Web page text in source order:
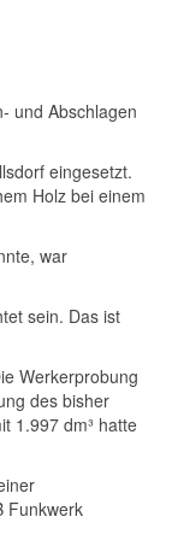
und Abschlagen
eingesetzt.
Holz bei einem
war
sein. Das ist
Werkerprobung
des bisher
1.997 dm³ hatte
Funkwerk